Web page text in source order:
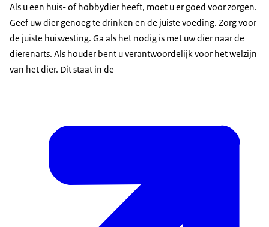
Als u een huis- of hobbydier heeft, moet u er goed voor zorgen.
Geef uw dier genoeg te drinken en de juiste voeding. Zorg voor
de juiste huisvesting. Ga als het nodig is met uw dier naar de
dierenarts. Als houder bent u verantwoordelijk voor het welzijn
van het dier. Dit staat in de